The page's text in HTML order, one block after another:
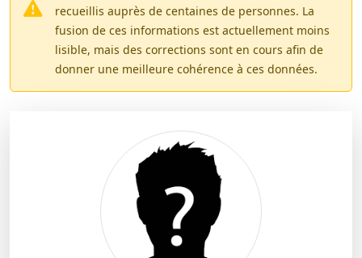
recueillis auprès de centaines de personnes. La
fusion de ces informations est actuellement moins
lisible, mais des corrections sont en cours afin de
donner une meilleure cohérence à ces données.